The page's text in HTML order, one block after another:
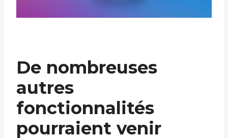
De nombreuses
autres
fonctionnalités
pourraient venir